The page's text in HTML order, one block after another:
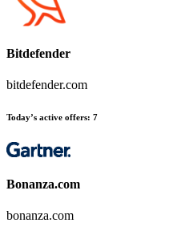
Bitdefender
bitdefender.com
Today’s active offers: 7
Bonanza.com
bonanza.com